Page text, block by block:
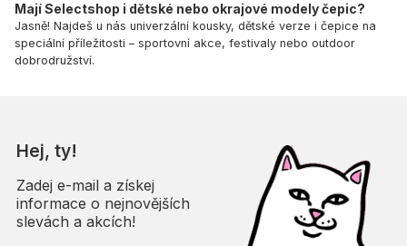
Mají Selectshop i dětské nebo okrajové modely čepic?
Jasně! Najdeš u nás univerzální kousky, dětské verze i čepice na
speciální příležitosti – sportovní akce, festivaly nebo outdoor
dobrodružství.
Hej, ty!
Zadej e-mail a získej
informace o nejnovějších
slevách a akcích!